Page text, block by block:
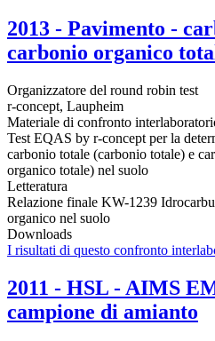
2013 - Pavimento -
carbonio organico
Organizzatore del round robin test
r-concept, Laupheim
Materiale di confronto
Test EQAS by r-concept per la
carbonio totale (carbonio totale) e
organico totale) nel suolo
Letteratura
Relazione finale KW-1239
organico nel suolo
Downloads
I risultati di questo confronto
2011 - HSL - AIMS
campione di amianto